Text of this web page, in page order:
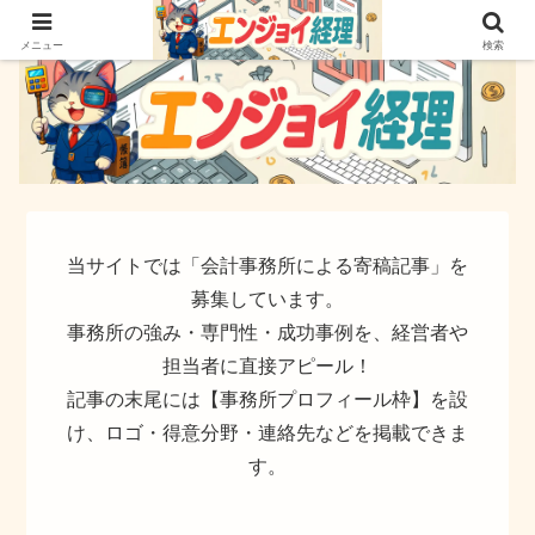
簿記でなく実務ができるサイト
当サイトでは「会計事務所による寄稿記事」を
募集しています。
事務所の強み・専門性・成功事例を、経営者や
担当者に直接アピール！
記事の末尾には【事務所プロフィール枠】を設
け、ロゴ・得意分野・連絡先などを掲載できま
す。
メニュー 検索